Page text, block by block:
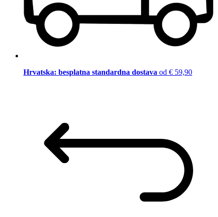
Hrvatska: besplatna standardna dostava od € 59,90